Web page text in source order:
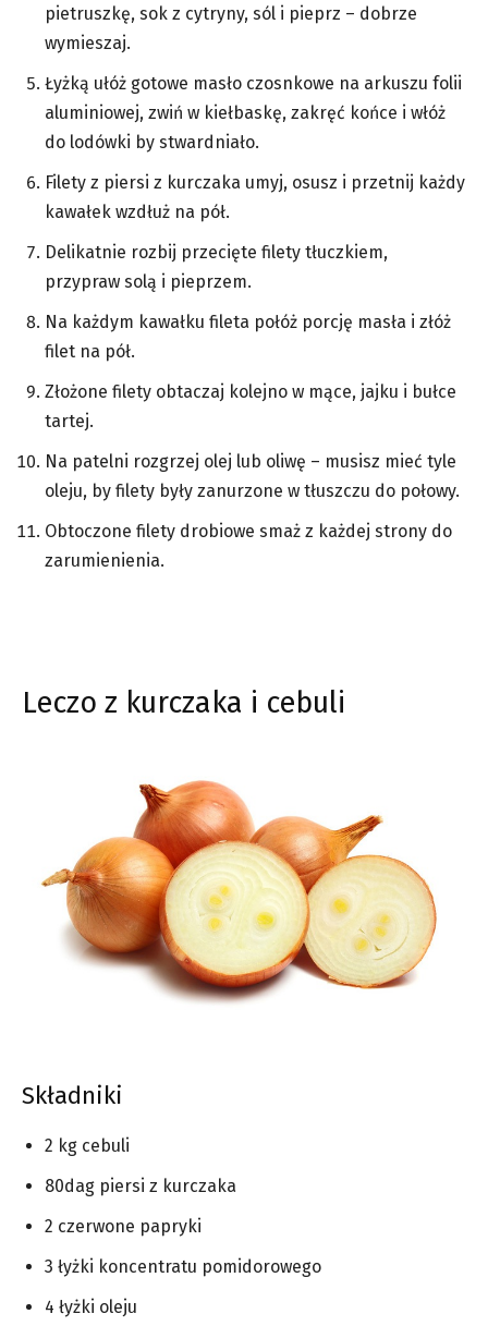
pietruszkę, sok z cytryny, sól i pieprz – dobrze
wymieszaj.
Łyżką ułóż gotowe masło czosnkowe na arkuszu folii
aluminiowej, zwiń w kiełbaskę, zakręć końce i włóż
do lodówki by stwardniało.
Filety z piersi z kurczaka umyj, osusz i przetnij każdy
kawałek wzdłuż na pół.
Delikatnie rozbij przecięte filety tłuczkiem,
przypraw solą i pieprzem.
Na każdym kawałku fileta połóż porcję masła i złóż
filet na pół.
Złożone filety obtaczaj kolejno w mące, jajku i bułce
tartej.
Na patelni rozgrzej olej lub oliwę – musisz mieć tyle
oleju, by filety były zanurzone w tłuszczu do połowy.
Obtoczone filety drobiowe smaż z każdej strony do
zarumienienia.
Leczo z kurczaka i cebuli
Składniki
2 kg cebuli
80dag piersi z kurczaka
2 czerwone papryki
3 łyżki koncentratu pomidorowego
4 łyżki oleju